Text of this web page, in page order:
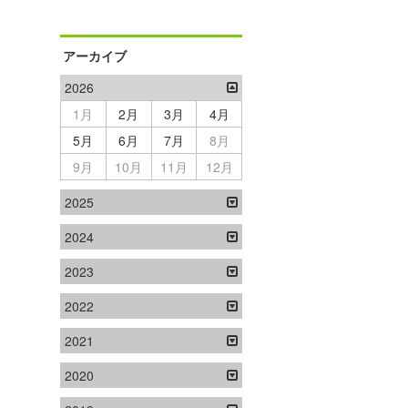
アーカイブ
2026
1月
2月 3月
4月
5月
6月 7月
8月
9月
10月 11月
12月
2025
2024
2023
2022
2021
2020